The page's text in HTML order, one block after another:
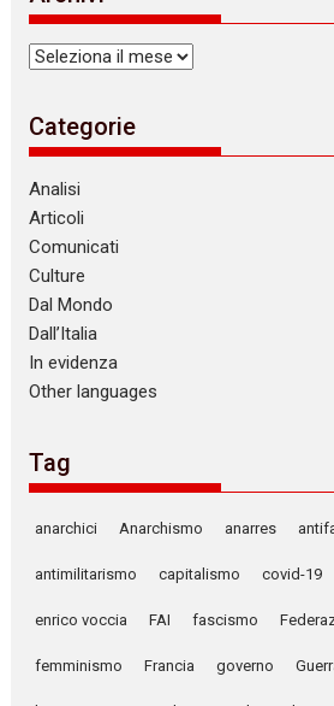
Archivi
Categorie
Analisi
Articoli
Comunicati
Culture
Dal Mondo
Dall’Italia
In evidenza
Other languages
Tag
anarchici Anarchismo anarres
antimilitarismo capitalismo covid-19
enrico voccia FAI fascismo
femminismo Francia governo